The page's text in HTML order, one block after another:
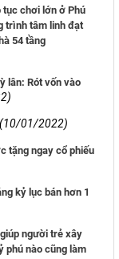
tục chơi lớn ở Phú
trình tâm linh đạt
54 tầng
lân: Rót vốn vào
(10/01/2022)
tặng ngay cổ phiếu
kỷ lục bán hơn 1
người trẻ xây
phú nào cũng làm